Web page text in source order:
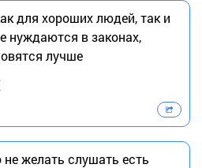
для хороших людей, так и
нуждаются в законах,
лучше
не желать слушать есть